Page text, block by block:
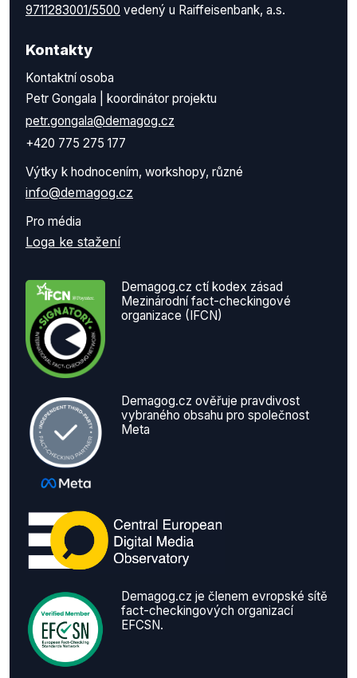
9711283001/5500 vedený u Raiffeisenbank, a.s.
Kontakty
Kontaktní osoba
Petr Gongala | koordinátor projektu
petr.gongala@demagog.cz
+420 775 275 177
Výtky k hodnocením, workshopy, různé
info@demagog.cz
Pro média
Loga ke stažení
Demagog.cz ctí kodex zásad
Mezinárodní fact-checkingové
organizace (IFCN)
Demagog.cz ověřuje pravdivost
vybraného obsahu pro společnost
Meta
Demagog.cz je členem evropské sítě
fact-checkingových organizací
EFCSN.